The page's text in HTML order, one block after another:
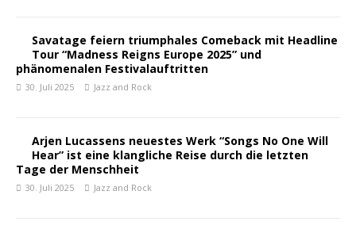
Savatage feiern triumphales Comeback mit Headline
Tour “Madness Reigns Europe 2025” und
phänomenalen Festivalauftritten
30. Juli 2025 Jazz and Rock
Arjen Lucassens neuestes Werk “Songs No One Will
Hear” ist eine klangliche Reise durch die letzten
Tage der Menschheit
30. Juli 2025 Jazz and Rock